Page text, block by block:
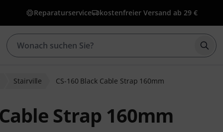
Reparaturservice kostenfreier Versand ab 29 €
Stairville CS-160 Black Cable Strap 160mm
Strap 160mm